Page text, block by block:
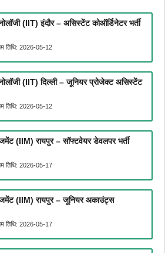
(IIT) इंदौर – असिस्टेंट कोऑर्डिनेटर भर्ती
तिथि: 2026-05-12
(IIT) दिल्ली – जूनियर प्रोजेक्ट असिस्टेंट
तिथि: 2026-05-12
(IIM) रायपुर – सॉफ्टवेयर डेवलपर भर्ती
तिथि: 2026-05-17
(IIM) रायपुर – जूनियर अकाउंट्स
तिथि: 2026-05-17